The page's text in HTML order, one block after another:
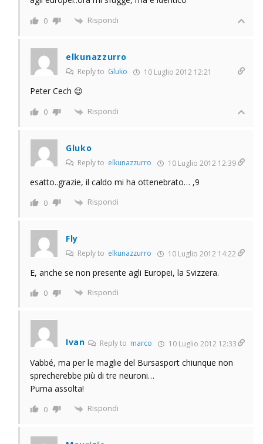
0 Rispondi
elkunazzurro
Reply to Gluko 10 Luglio 2012 12:21
Peter Cech 😉
0 Rispondi
Gluko
Reply to elkunazzurro 10 Luglio 2012 12:39
esatto..grazie, il caldo mi ha ottenebrato… ,9
0 Rispondi
Fly
Reply to elkunazzurro 10 Luglio 2012 14:22
E, anche se non presente agli Europei, la Svizzera.
0 Rispondi
Ivan Reply to marco 10 Luglio 2012 12:33
Vabbé, ma per le maglie del Bursasport chiunque non
sprecherebbe più di tre neuroni…
Puma assolta!
0 Rispondi